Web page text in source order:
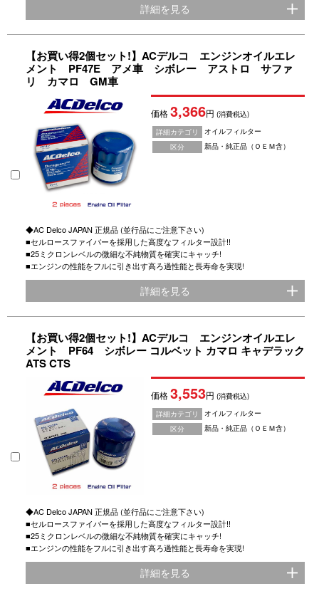
詳細を見る
【お買い得2個セット!】ACデルコ エンジンオイルエレ
メント PF47E アメ車 シボレー アストロ サファ
リ カマロ GM車
価格3,366円(消費税込)
詳細カテゴリ
オイルフィルター
区分
新品・純正品（ＯＥＭ含）
◆AC Delco JAPAN 正規品 (並行品にご注意下さい)
■セルロースファイバーを採用した高度なフィルター設計!!
■25ミクロンレベルの微細な不純物質を確実にキャッチ!
■エンジンの性能をフルに引き出す高ろ過性能と長寿命を実現!
詳細を見る
【お買い得2個セット!】ACデルコ エンジンオイルエレ
メント PF64 シボレー コルベット カマロ キャデラック
ATS CTS
価格3,553円(消費税込)
詳細カテゴリ
オイルフィルター
区分
新品・純正品（ＯＥＭ含）
◆AC Delco JAPAN 正規品 (並行品にご注意下さい)
■セルロースファイバーを採用した高度なフィルター設計!!
■25ミクロンレベルの微細な不純物質を確実にキャッチ!
■エンジンの性能をフルに引き出す高ろ過性能と長寿命を実現!
詳細を見る